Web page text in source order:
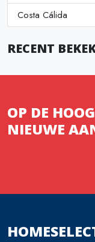
Costa Cálida
RECENT
OP DE
NIEUWE